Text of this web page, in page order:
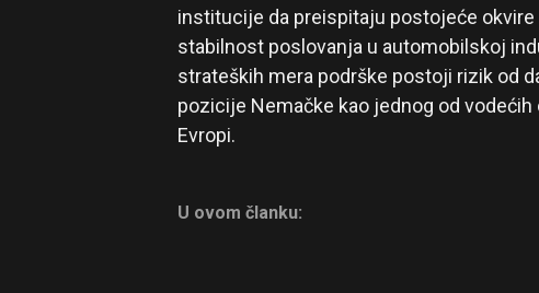
institucije da preispitaju postojeće
stabilnost poslovanja u automobilskoj
strateških mera podrške postoji rizik od
pozicije Nemačke kao jednog od
Evropi.
U ovom članku: